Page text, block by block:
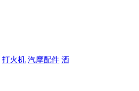
打火机 汽摩配件 酒